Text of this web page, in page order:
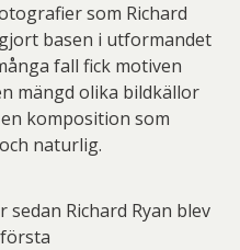
som Richard
basen i utformandet
fall fick motiven
mängd olika bildkällor
komposition som
naturlig.
Richard Ryan blev